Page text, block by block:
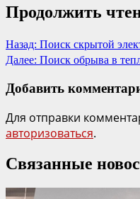
Продолжить
Назад: Поиск скрытой
Далее: Поиск обрыва в
Добавить
Для отправки
авторизоваться.
Связанные